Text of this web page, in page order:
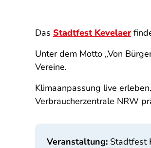
Das Stadtfest Kevelaer
Unter dem Motto „Von
Vereine.
Klimaanpassung live
Verbraucherzentrale NRW
Veranstaltung: Stadtfest